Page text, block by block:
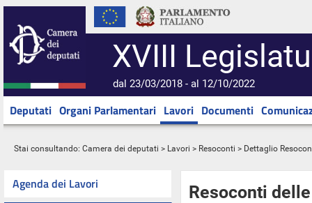
XVIII
dal 23/03/2018 - al 12/10/2022
Deputati Organi Parlamentari Lavori Documenti
Stai consultando: Camera dei deputati > Lavori > Resoconti > Dettaglio
Agenda dei Lavori
Resoconti